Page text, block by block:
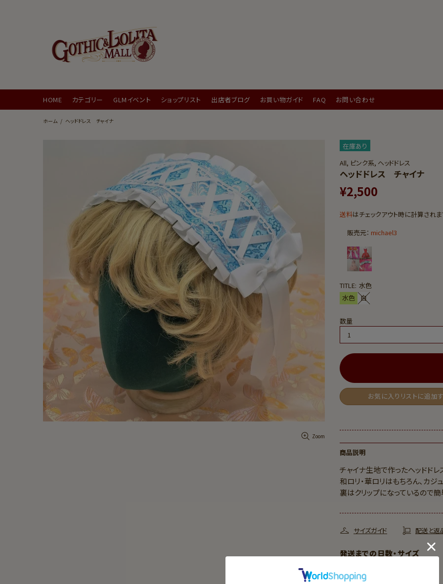
HOME カテゴリー GLMイベント ショップリスト 出店者ブログ お買い物ガイド FAQ お問い合わせ
ホーム ヘッドドレス チャイナ
Zoom
在庫あり
All, ピンク系, ヘッドドレス
ヘッドドレス チャイナ
¥2,500
送料はチェックアウト時に計算されま
販売元： michael3
TITLE: 水色
水色 白
数量
お気に入りリストに追加
商品説明
チャイナ生地で作ったヘッドドレ
和ロリ・華ロリはもちろん、カ
裏はクリップになっているので
サイズガイド 配送と返
発送までの日数・サイズ
発送ま